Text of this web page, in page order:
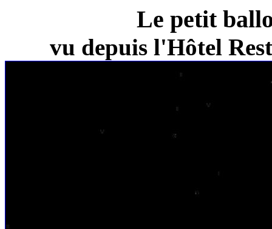
Le petit
vu depuis l'Hôtel